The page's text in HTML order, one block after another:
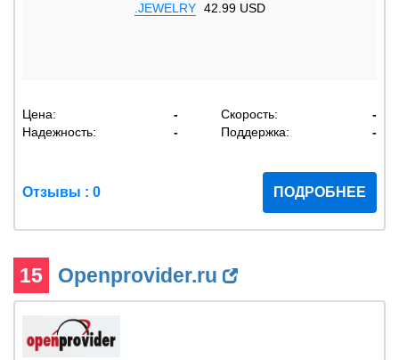
.JEWELRY 42.99 USD
Цена: - Скорость:
-
Надежность:
- Поддержка: -
Отзывы : 0 ПОДРОБНЕЕ
15 Openprovider.ru